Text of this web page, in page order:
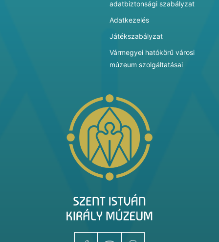
adatbiztonsági szabályzat
Adatkezelés
Játékszabályzat
Vármegyei hatókörű városi
múzeum szolgáltatásai